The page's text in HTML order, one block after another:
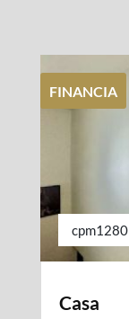
FINANCIA
cpm1280
Casa